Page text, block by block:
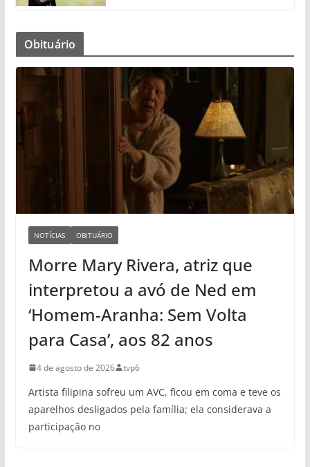
Obituário
NOTÍCIAS OBITUÁRIO
Morre Mary Rivera, atriz que
interpretou a avó de Ned em
‘Homem-Aranha: Sem Volta
para Casa’, aos 82 anos
4 de agosto de 2026 tvp6
Artista filipina sofreu um AVC, ficou em coma e teve os
aparelhos desligados pela família; ela considerava a
participação no